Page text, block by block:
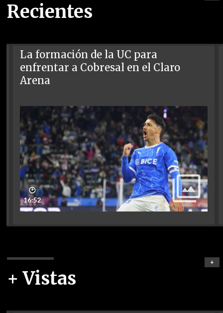
Recientes
La formación de la UC para
enfrentar a Cobresal en el Claro
Arena
🕑
16:52
+ Vistas
+